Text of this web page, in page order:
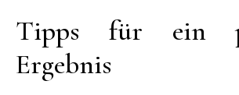
Tipps für ein
Ergebnis